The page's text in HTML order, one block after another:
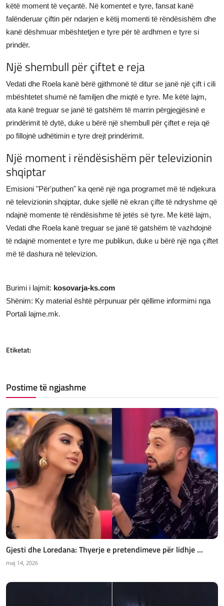
këtë moment të veçantë. Në komentet e tyre, fansat kanë
falënderuar çiftin për ndarjen e këtij momenti të rëndësishëm dhe
kanë dëshmuar mbështetjen e tyre për të ardhmen e tyre si
prindër.
Një shembull për çiftet e reja
Vedati dhe Roela kanë bërë gjithmonë të ditur se janë një çift i cili
mbështetet shumë në familjen dhe miqtë e tyre. Me këtë lajm,
ata kanë treguar se janë të gatshëm të marrin përgjegjësinë e
prindërimit të dytë, duke u bërë një shembull për çiftet e reja që
po fillojnë udhëtimin e tyre drejt prindërimit.
Një moment i rëndësishëm për televizionin
shqiptar
Emisioni "Për'puthen" ka qenë një nga programet më të ndjekura
në televizionin shqiptar, duke sjellë në ekran çifte të ndryshme që
ndajnë momente të rëndësishme të jetës së tyre. Me këtë lajm,
Vedati dhe Roela kanë treguar se janë të gatshëm të vazhdojnë
të ndajnë momentet e tyre me publikun, duke u bërë një nga çiftet
më të dashura në televizion.
Burimi i lajmit: kosovarja-ks.com
Shënim: Ky material është përpunuar për qëllime informimi nga
Portali lajme.mk.
Etiketat:
Postime të ngjashme
Gjesti dhe Loredana: Thyerje e pretendimeve për lidhje ...
maj 14, 2026